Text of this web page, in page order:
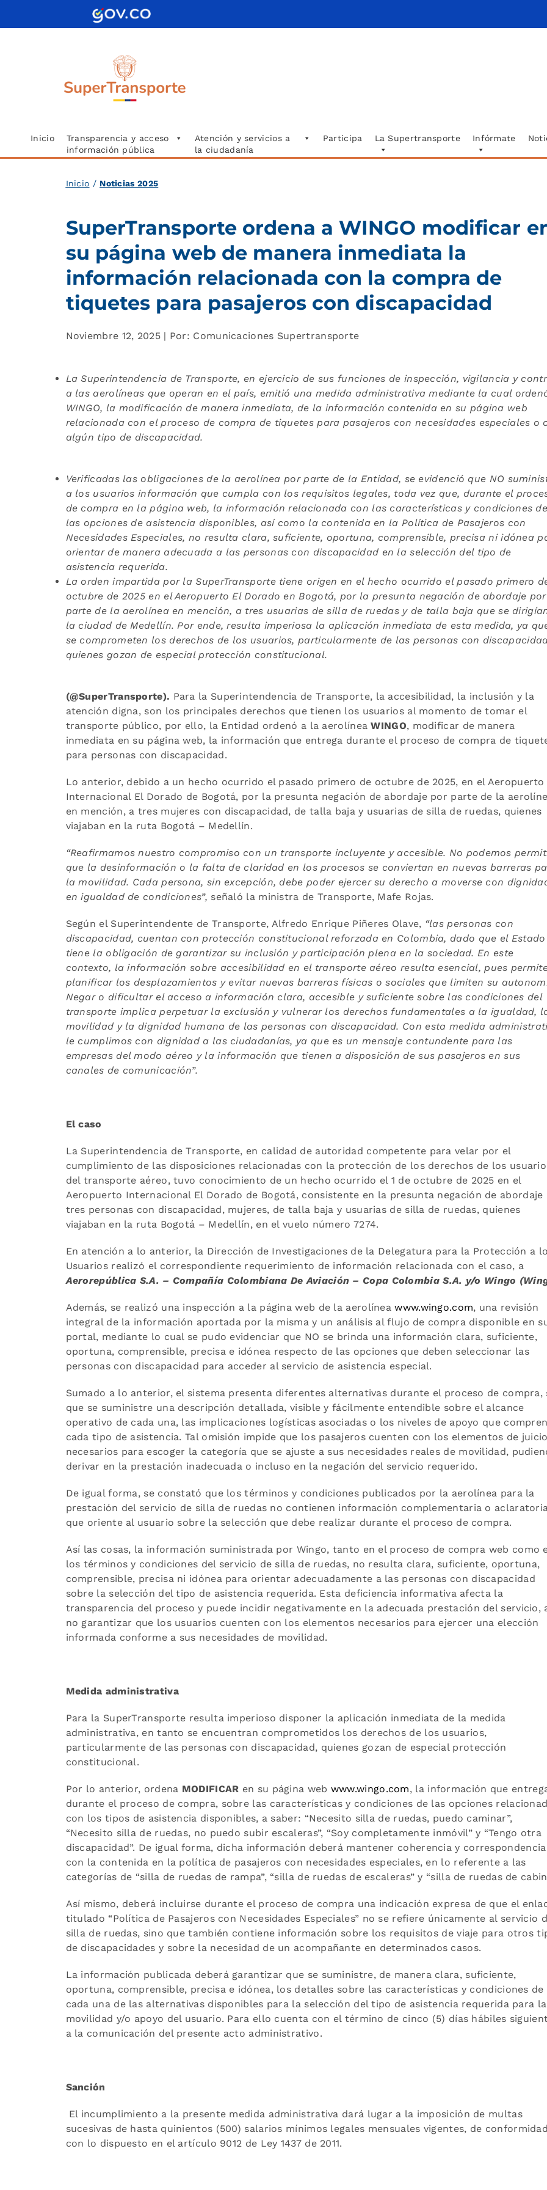
Inicio
Transparencia y acceso
información pública
Atención y servicios a
la ciudadanía
Participa La Supertransporte Infórmate
Inicio / Noticias 2025
SuperTransporte ordena a WINGO modificar
su página web de manera inmediata la
información relacionada con la compra de
tiquetes para pasajeros con discapacidad
Noviembre 12, 2025 | Por: Comunicaciones Supertransporte
La Superintendencia de Transporte, en ejercicio de sus funciones de inspección, vigilancia y
a las aerolíneas que operan en el país, emitió una medida administrativa mediante la cual
WINGO, la modificación de manera inmediata, de la información contenida en su página web
relacionada con el proceso de compra de tiquetes para pasajeros con necesidades especiales o
algún tipo de discapacidad.
Verificadas las obligaciones de la aerolínea por parte de la Entidad, se evidenció que NO
a los usuarios información que cumpla con los requisitos legales, toda vez que, durante el
de compra en la página web, la información relacionada con las características y condiciones de
las opciones de asistencia disponibles, así como la contenida en la Política de Pasajeros con
Necesidades Especiales, no resulta clara, suficiente, oportuna, comprensible, precisa ni idónea
orientar de manera adecuada a las personas con discapacidad en la selección del tipo de
asistencia requerida.
La orden impartida por la SuperTransporte tiene origen en el hecho ocurrido el pasado primero
octubre de 2025 en el Aeropuerto El Dorado en Bogotá, por la presunta negación de abordaje por
parte de la aerolínea en mención, a tres usuarias de silla de ruedas y de talla baja que se
la ciudad de Medellín. Por ende, resulta imperiosa la aplicación inmediata de esta medida, ya
se comprometen los derechos de los usuarios, particularmente de las personas con
quienes gozan de especial protección constitucional.
(@SuperTransporte). Para la Superintendencia de Transporte, la accesibilidad, la inclusión y la
atención digna, son los principales derechos que tienen los usuarios al momento de tomar el
transporte público, por ello, la Entidad ordenó a la aerolíneaWINGO, modificar de manera
inmediata en su página web, la información que entrega durante el proceso de compra de
para personas con discapacidad.
Lo anterior, debido a un hecho ocurrido el pasado primero de octubre de 2025, en el Aeropuerto
Internacional El Dorado de Bogotá, por la presunta negación de abordaje por parte de la
en mención, a tres mujeres con discapacidad, de talla baja y usuarias de silla de ruedas, quienes
viajaban en la ruta Bogotá – Medellín.
“Reafirmamos nuestro compromiso con un transporte incluyente y accesible. No podemos
que la desinformación o la falta de claridad en los procesos se conviertan en nuevas barreras
la movilidad. Cada persona, sin excepción, debe poder ejercer su derecho a moverse con
en igualdad de condiciones”, señaló la ministra de Transporte, Mafe Rojas.
Según el Superintendente de Transporte, Alfredo Enrique Piñeres Olave, “las personas con
discapacidad, cuentan con protección constitucional reforzada en Colombia, dado que el Estado
tiene la obligación de garantizar su inclusión y participación plena en la sociedad. En este
contexto, la información sobre accesibilidad en el transporte aéreo resulta esencial, pues
planificar los desplazamientos y evitar nuevas barreras físicas o sociales que limiten su
Negar o dificultar el acceso a información clara, accesible y suficiente sobre las condiciones del
transporte implica perpetuar la exclusión y vulnerar los derechos fundamentales a la igualdad,
movilidad y la dignidad humana de las personas con discapacidad. Con esta medida
le cumplimos con dignidad a las ciudadanías, ya que es un mensaje contundente para las
empresas del modo aéreo y la información que tienen a disposición de sus pasajeros en sus
canales de comunicación”.
El caso
La Superintendencia de Transporte, en calidad de autoridad competente para velar por el
cumplimiento de las disposiciones relacionadas con la protección de los derechos de los
del transporte aéreo, tuvo conocimiento de un hecho ocurrido el 1 de octubre de 2025 en el
Aeropuerto Internacional El Dorado de Bogotá, consistente en la presunta negación de abordaje
tres personas con discapacidad, mujeres, de talla baja y usuarias de silla de ruedas, quienes
viajaban en la ruta Bogotá – Medellín, en el vuelo número 7274.
En atención a lo anterior, la Dirección de Investigaciones de la Delegatura para la Protección a
Usuarios realizó el correspondiente requerimiento de información relacionada con el caso, a
Aerorepública S.A. – Compañía Colombiana De Aviación – Copa Colombia S.A. y/o Wingo
Además, se realizó una inspección a la página web de la aerolíneawww.wingo.com, una revisión
integral de la información aportada por la misma y un análisis al flujo de compra disponible en
portal, mediante lo cual se pudo evidenciar que NO se brinda una información clara, suficiente,
oportuna, comprensible, precisa e idónea respecto de las opciones que deben seleccionar las
personas con discapacidad para acceder al servicio de asistencia especial.
Sumado a lo anterior, el sistema presenta diferentes alternativas durante el proceso de compra,
que se suministre una descripción detallada, visible y fácilmente entendible sobre el alcance
operativo de cada una, las implicaciones logísticas asociadas o los niveles de apoyo que
cada tipo de asistencia. Tal omisión impide que los pasajeros cuenten con los elementos de juicio
necesarios para escoger la categoría que se ajuste a sus necesidades reales de movilidad,
derivar en la prestación inadecuada o incluso en la negación del servicio requerido.
De igual forma, se constató que los términos y condiciones publicados por la aerolínea para la
prestación del servicio de silla de ruedas no contienen información complementaria o aclaratoria
que oriente al usuario sobre la selección que debe realizar durante el proceso de compra.
Así las cosas, la información suministrada por Wingo, tanto en el proceso de compra web como
los términos y condiciones del servicio de silla de ruedas, no resulta clara, suficiente, oportuna,
comprensible, precisa ni idónea para orientar adecuadamente a las personas con discapacidad
sobre la selección del tipo de asistencia requerida. Esta deficiencia informativa afecta la
transparencia del proceso y puede incidir negativamente en la adecuada prestación del servicio,
no garantizar que los usuarios cuenten con los elementos necesarios para ejercer una elección
informada conforme a sus necesidades de movilidad.
Medida administrativa
Para la SuperTransporte resulta imperioso disponer la aplicación inmediata de la medida
administrativa, en tanto se encuentran comprometidos los derechos de los usuarios,
particularmente de las personas con discapacidad, quienes gozan de especial protección
constitucional.
Por lo anterior, ordena MODIFICAR en su página web www.wingo.com, la información que
durante el proceso de compra, sobre las características y condiciones de las opciones
con los tipos de asistencia disponibles, a saber: “Necesito silla de ruedas, puedo caminar”,
“Necesito silla de ruedas, no puedo subir escaleras”, “Soy completamente inmóvil” y “Tengo otra
discapacidad”. De igual forma, dicha información deberá mantener coherencia y correspondencia
con la contenida en la política de pasajeros con necesidades especiales, en lo referente a las
categorías de “silla de ruedas de rampa”, “silla de ruedas de escaleras” y “silla de ruedas de
Así mismo, deberá incluirse durante el proceso de compra una indicación expresa de que el
titulado “Política de Pasajeros con Necesidades Especiales” no se refiere únicamente al servicio
silla de ruedas, sino que también contiene información sobre los requisitos de viaje para otros
de discapacidades y sobre la necesidad de un acompañante en determinados casos.
La información publicada deberá garantizar que se suministre, de manera clara, suficiente,
oportuna, comprensible, precisa e idónea, los detalles sobre las características y condiciones de
cada una de las alternativas disponibles para la selección del tipo de asistencia requerida para la
movilidad y/o apoyo del usuario. Para ello cuenta con el término de cinco (5) días hábiles
a la comunicación del presente acto administrativo.
Sanción
El incumplimiento a la presente medida administrativa dará lugar a la imposición de multas
sucesivas de hasta quinientos (500) salarios mínimos legales mensuales vigentes, de conformidad
con lo dispuesto en el artículo 9012 de Ley 1437 de 2011.